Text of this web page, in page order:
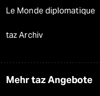
Le Monde diplomatique
taz Archiv
Mehr taz Angebote